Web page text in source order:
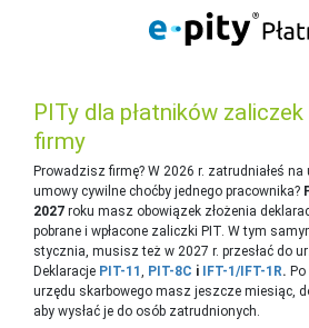
PITy dla płatników
firmy
Prowadzisz firmę? W 2026 r. zatrudniałeś na
umowy cywilne choćby jednego pracownika?
2027 roku masz obowiązek złożenia
pobrane i wpłacone zaliczki PIT. W tym
stycznia, musisz też w 2027 r. przesłać do
Deklaracje PIT-11 , PIT-8C i IFT-1/IFT-1R.
urzędu skarbowego masz jeszcze miesiąc,
aby wysłać je do osób zatrudnionych.